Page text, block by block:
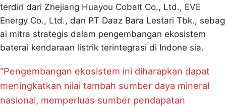
terdiri dari Zhejiang Huayou Cobalt Co., Ltd., EVE
Energy Co., Ltd., dan PT Daaz Bara Lestari Tbk., sebag
ai mitra strategis dalam pengembangan ekosistem
baterai kendaraan listrik terintegrasi di Indone sia.
“Pengembangan ekosistem ini diharapkan dapat
meningkatkan nilai tambah sumber daya mineral
nasional, memperluas sumber pendapatan